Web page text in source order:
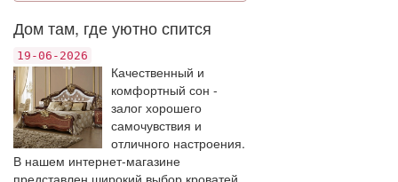
Дом там, где уютно спится
19-06-2026
Качественный и
комфортный сон -
залог хорошего
самочувствия и
отличного настроения.
В нашем интернет-магазине
представлен широкий выбор кроватей